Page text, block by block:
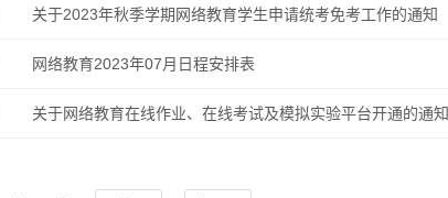
关于2023年秋季学期网络教育学生申请统考免考工作的通知
网络教育2023年07月日程安排表
关于网络教育在线作业、在线考试及模拟实验平台开通的通知